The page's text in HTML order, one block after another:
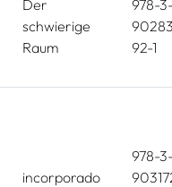
Der
schwierige
Raum
978-
92-1
incorporado
978-